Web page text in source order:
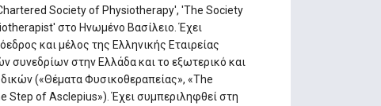
Society of Physiotherapy', 'The Society
στο Ηνωμένο Βασίλειο. Έχει
και μέλος της Ελληνικής Εταιρείας
στην Ελλάδα και το εξωτερικό και
(«Θέματα Φυσικοθεραπείας», «The
Step of Asclepius»). Έχει συμπεριληφθεί στη